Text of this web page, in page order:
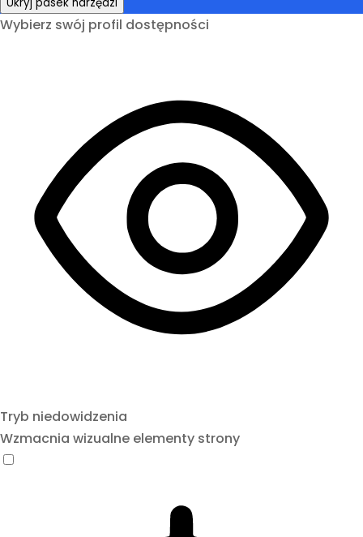
Wybierz swój profil dostępności
Tryb niedowidzenia
Wzmacnia wizualne elementy strony